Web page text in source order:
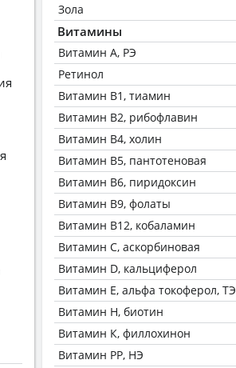
Зола
Витамины
Витамин А, РЭ
Ретинол
Витамин В1, тиамин
Витамин В2, рибофлавин
Витамин В4, холин
Витамин В5, пантотеновая
Витамин В6, пиридоксин
Витамин В9, фолаты
Витамин В12, кобаламин
Витамин C, аскорбиновая
Витамин D, кальциферол
Витамин Е, альфа токоферол, ТЭ
Витамин Н, биотин
Витамин К, филлохинон
Витамин РР, НЭ